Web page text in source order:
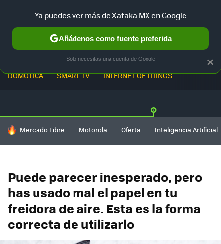
DOMÓTICA SMART TV INTERNET OF THINGS
HOY SE HABLA DE
Mercado Libre Motorola Oferta Inteligencia Artificial
Puede parecer inesperado, pero
has usado mal el papel en tu
freidora de aire. Esta es la forma
correcta de utilizarlo
×
Ya puedes ver más de Xataka MX en Google
Añádenos como fuente preferida
Solo necesitas una cuenta de Google